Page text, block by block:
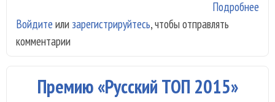
Подробнее
Войдите или зарегистрируйтесь, чтобы отправлять
комментарии
Премию «Русский ТОП 2015»